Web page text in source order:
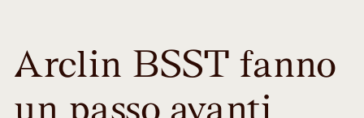
Arclin BSST fanno
un passo avanti